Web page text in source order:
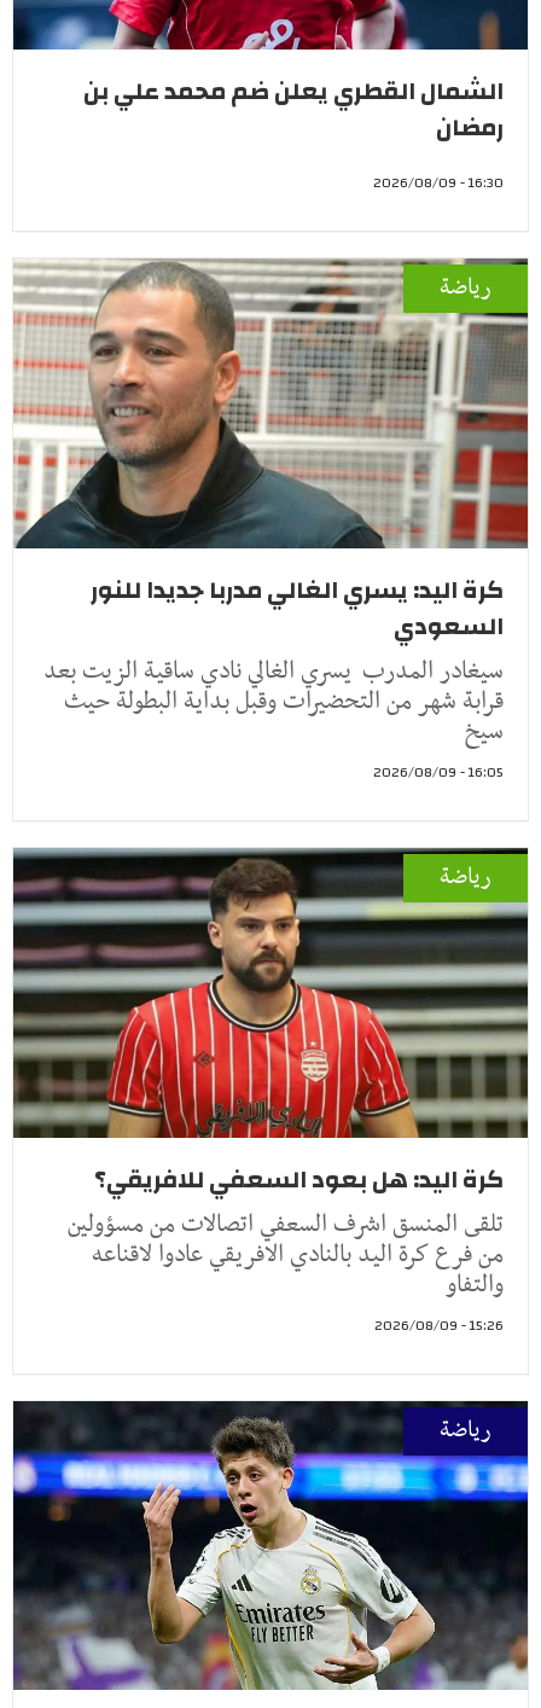
الشمال القطري يعلن ضم محمد علي بن
رمضان
16:30 - 2026/08/09
رياضة
كرة اليد: يسري الغالي مدربا جديدا للنور
السعودي
سيغادر المدرب يسري الغالي نادي ساقية الزيت بعد
قرابة شهر من التحضيرات وقبل بداية البطولة حيث
سيخ
16:05 - 2026/08/09
رياضة
كرة اليد: هل بعود السعفي للافريقي؟
تلقى المنسق اشرف السعفي اتصالات من مسؤولين
من فرع كرة اليد بالنادي الافريقي عادوا لاقناعه
والتفاو
15:26 - 2026/08/09
رياضة